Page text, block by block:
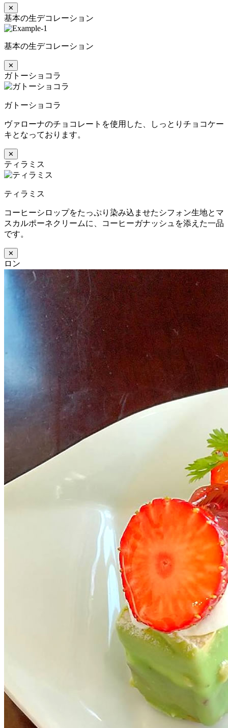
✕
基本の生デコレーション
基本の生デコレーション
✕
ガトーショコラ
ガトーショコラ
ヴァローナのチョコレートを使用した、しっとりチョコケー
キとなっております。
✕
ティラミス
ティラミス
コーヒーシロップをたっぷり染み込ませたシフォン生地とマ
スカルポーネクリームに、コーヒーガナッシュを添えた一品
です。
✕
ロン